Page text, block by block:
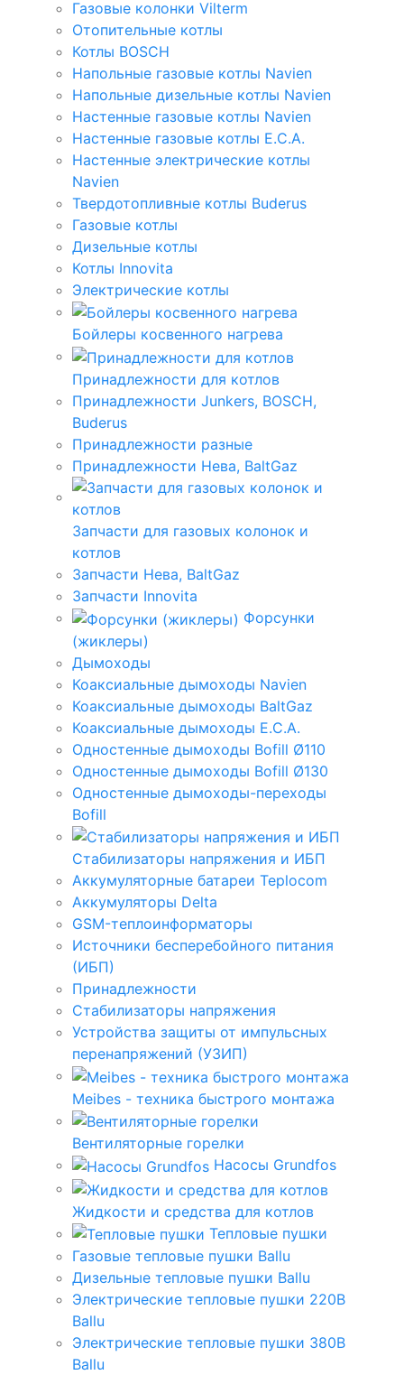
Газовые колонки Vilterm
Отопительные котлы
Котлы BOSCH
Напольные газовые котлы Navien
Напольные дизельные котлы Navien
Настенные газовые котлы Navien
Настенные газовые котлы E.C.A.
Настенные электрические котлы
Navien
Твердотопливные котлы Buderus
Газовые котлы
Дизельные котлы
Котлы Innovita
Электрические котлы
Бойлеры косвенного нагрева
Принадлежности для котлов
Принадлежности Junkers, BOSCH,
Buderus
Принадлежности разные
Принадлежности Нева, BaltGaz
Запчасти для газовых колонок и
котлов
Запчасти Нева, BaltGaz
Запчасти Innovita
Форсунки
(жиклеры)
Дымоходы
Коаксиальные дымоходы Navien
Коаксиальные дымоходы BaltGaz
Коаксиальные дымоходы E.C.A.
Одностенные дымоходы Bofill Ø110
Одностенные дымоходы Bofill Ø130
Одностенные дымоходы-переходы
Bofill
Стабилизаторы напряжения и ИБП
Аккумуляторные батареи Teplocom
Аккумуляторы Delta
GSM-теплоинформаторы
Источники бесперебойного питания
(ИБП)
Принадлежности
Стабилизаторы напряжения
Устройства защиты от импульсных
перенапряжений (УЗИП)
Meibes - техника быстрого монтажа
Вентиляторные горелки
Насосы Grundfos
Жидкости и средства для котлов
Тепловые пушки
Газовые тепловые пушки Ballu
Дизельные тепловые пушки Ballu
Электрические тепловые пушки 220В
Ballu
Электрические тепловые пушки 380В
Ballu